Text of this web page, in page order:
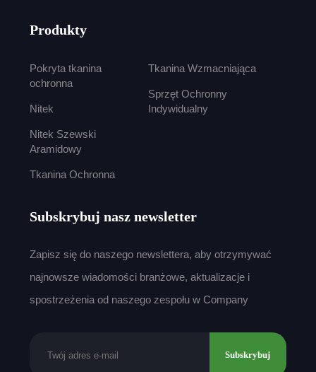
Produkty
Pokryta tkanina
ochronna
Nitek
Nitek Szewski
Aramidowy
Tkanina Ochronna
Tkanina Wzmacniająca
Sprzęt Ochronny
Indywidualny
Subskrybuj nasz newsletter
Zapisz się do naszego newslettera, aby otrzymywać
najnowsze wiadomości branżowe, aktualizacje i
spostrzeżenia od naszego zespołu w Company
Subskrybuj